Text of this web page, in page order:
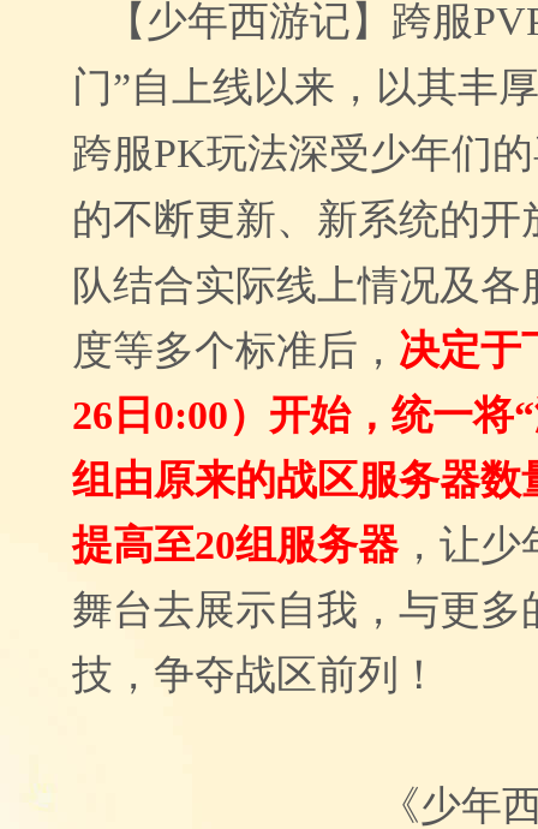
【少年西游记】跨服
门”自上线以来，以其丰
跨服PK玩法深受少年们
的不断更新、新系统的开
队结合实际线上情况及
度等多个标准后， 决定于
26日0:00）开始，统一将
组由原来的战区服务器数
提高至20组服务器，让少
舞台去展示自我，与更多
技，争夺战区前列！
《少年